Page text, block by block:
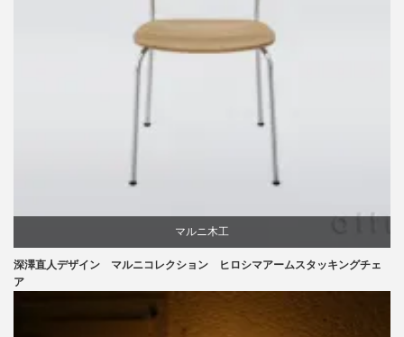
マルニ木工
深澤直人デザイン マルニコレクション ヒロシマアームスタッキングチェ
ア